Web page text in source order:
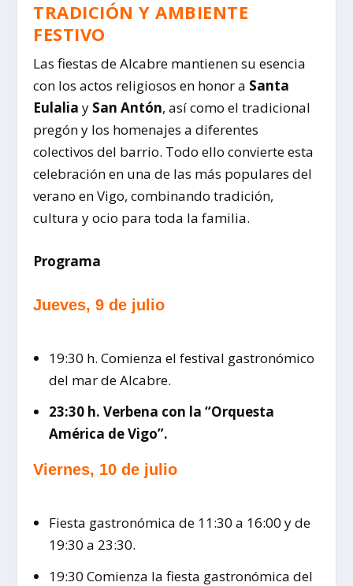
TRADICIÓN Y AMBIENTE
FESTIVO
Las fiestas de Alcabre mantienen su esencia
con los actos religiosos en honor a Santa
Eulalia y San Antón, así como el tradicional
pregón y los homenajes a diferentes
colectivos del barrio. Todo ello convierte esta
celebración en una de las más populares del
verano en Vigo, combinando tradición,
cultura y ocio para toda la familia.
Programa
Jueves, 9 de julio
19:30 h. Comienza el festival gastronómico
del mar de Alcabre.
23:30 h. Verbena con la “Orquesta
América de Vigo”.
Viernes, 10 de julio
Fiesta gastronómica de 11:30 a 16:00 y de
19:30 a 23:30.
19:30 Comienza la fiesta gastronómica del